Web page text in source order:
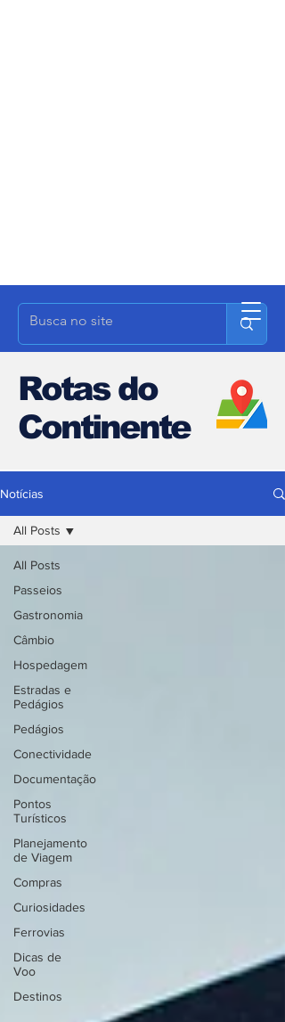
Rotas do
Continente
Notícias
All Posts
Passeios
Gastronomia
Câmbio
Hospedagem
Estradas e
Pedágios
Pedágios
Conectividade
Documentação
Pontos
Turísticos
Planejamento
de Viagem
Compras
Curiosidades
Ferrovias
Dicas de
Voo
Destinos
All Posts